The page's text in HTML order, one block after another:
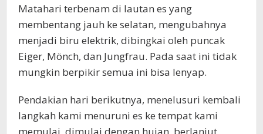
Matahari terbenam di lautan es yang
membentang jauh ke selatan, mengubahnya
menjadi biru elektrik, dibingkai oleh puncak
Eiger, Mönch, dan Jungfrau. Pada saat ini tidak
mungkin berpikir semua ini bisa lenyap.
Pendakian hari berikutnya, menelusuri kembali
langkah kami menuruni es ke tempat kami
memulai, dimulai dengan hujan, berlanjut